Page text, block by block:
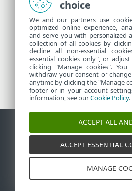
連絡 ESET 技術
更多資
支援新聞
客戶諮詢
報告漏洞 Cookie 原則 管
©1992-2026ESET, spol. s
所有權利。此處所用的商標
North America 的商標或註
皆為其個別公司的註冊商標
choice
We and our partners use
optimized online experience,
and serve you with personalized
collection of all cookies by
decline all non-essential
essential cookies only", or
clicking "Manage cookies".
withdraw your consent or
anytime by clicking the "Manage
footer or in your account
information, see ourCookie Policy.
ACCEPT ALL
ACCEPT ESSENTIAL
MANAGE